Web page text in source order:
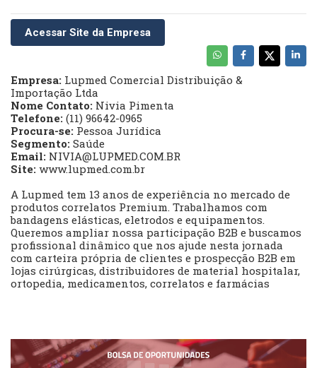
Acessar Site da Empresa
Empresa: Lupmed Comercial Distribuição &
Importação Ltda
Nome Contato: Nivia Pimenta
Telefone: (11) 96642-0965
Procura-se: Pessoa Jurídica
Segmento: Saúde
Email: NIVIA@LUPMED.COM.BR
Site: www.lupmed.com.br
A Lupmed tem 13 anos de experiência no mercado de
produtos correlatos Premium. Trabalhamos com
bandagens elásticas, eletrodos e equipamentos.
Queremos ampliar nossa participação B2B e buscamos
profissional dinâmico que nos ajude nesta jornada
com carteira própria de clientes e prospecção B2B em
lojas cirúrgicas, distribuidores de material hospitalar,
ortopedia, medicamentos, correlatos e farmácias